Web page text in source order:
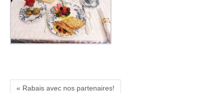
« Rabais avec nos partenaires!